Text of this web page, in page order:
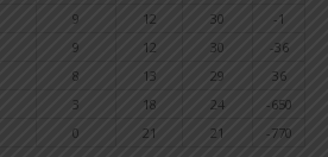
9 12 30
-1
9 12 30
-36
8 13 29
36
3 18 24
-650
0 21 21 -770